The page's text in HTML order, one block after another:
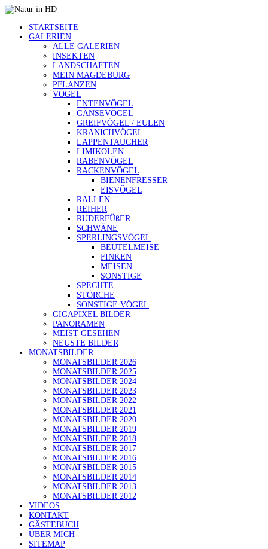
STARTSEITE
GALERIEN
ALLE GALERIEN
INSEKTEN
LANDSCHAFTEN
MEIN MAGDEBURG
PFLANZEN
VÖGEL
ENTENVÖGEL
GÄNSEVÖGEL
GREIFVÖGEL / EULEN
KRANICHVÖGEL
LAPPENTAUCHER
LIMIKOLEN
RABENVÖGEL
RACKENVÖGEL
BIENENFRESSER
EISVÖGEL
RALLEN
REIHER
RUDERFÜßER
SCHWÄNE
SPERLINGSVÖGEL
BEUTELMEISE
FINKEN
MEISEN
SONSTIGE
SPECHTE
STÖRCHE
SONSTIGE VÖGEL
GIGAPIXEL BILDER
PANORAMEN
MEIST GESEHEN
NEUSTE BILDER
MONATSBILDER
MONATSBILDER 2026
MONATSBILDER 2025
MONATSBILDER 2024
MONATSBILDER 2023
MONATSBILDER 2022
MONATSBILDER 2021
MONATSBILDER 2020
MONATSBILDER 2019
MONATSBILDER 2018
MONATSBILDER 2017
MONATSBILDER 2016
MONATSBILDER 2015
MONATSBILDER 2014
MONATSBILDER 2013
MONATSBILDER 2012
VIDEOS
KONTAKT
GÄSTEBUCH
ÜBER MICH
SITEMAP